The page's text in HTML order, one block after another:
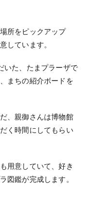
所をピックアップ
しています。
いた、たまプラーザで
まちの紹介ボードを
、親御さんは博物館
く時間にしてもらい
用意していて、好き
図鑑が完成します。